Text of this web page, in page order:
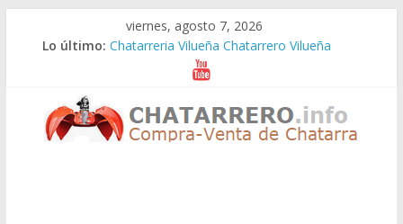
viernes, agosto 7, 2026
Lo último: Chatarreria Vilueña Chatarrero Vilueña
Chatarreria Zuera Chatarrero Zuera
Chatarreria Zaragoza Chatarrero Zaragoza
Chatarreria Zaida Chatarrero Zaida
Chatarreria Vistabella Chatarrero Vistabella